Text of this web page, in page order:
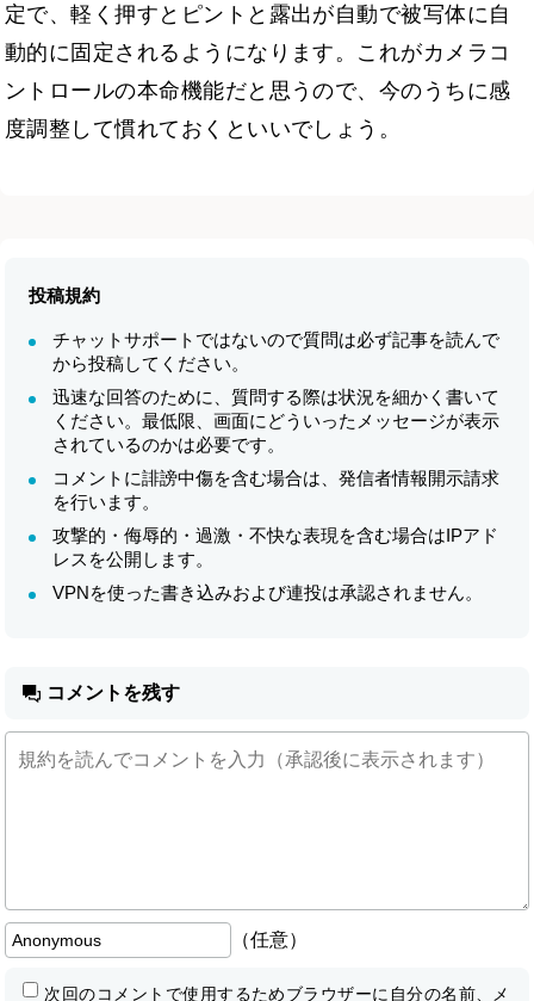
定で、軽く押すとピントと露出が自動で被写体に自
動的に固定されるようになります。これがカメラコ
ントロールの本命機能だと思うので、今のうちに感
度調整して慣れておくといいでしょう。
投稿規約
チャットサポートではないので質問は必ず記事を読んで
から投稿してください。
迅速な回答のために、質問する際は状況を細かく書いて
ください。最低限、画面にどういったメッセージが表示
されているのかは必要です。
コメントに誹謗中傷を含む場合は、発信者情報開示請求
を行います。
攻撃的・侮辱的・過激・不快な表現を含む場合はIPアド
レスを公開します。
VPNを使った書き込みおよび連投は承認されません。
コメントを残す
（任意）
次回のコメントで使用するためブラウザーに自分の名前、メ